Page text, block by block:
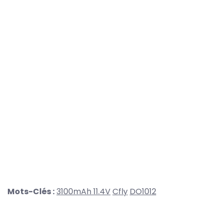
Mots-Clés :3100mAh 11.4VCfly DO1012